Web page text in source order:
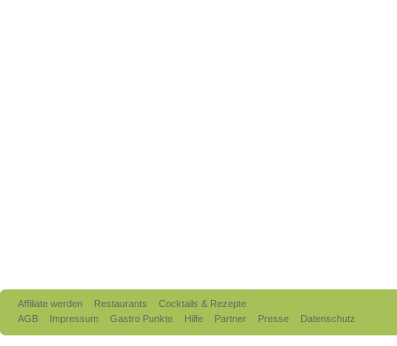
Affiliate werden Restaurants
Cocktails & Rezepte
AGB
Impressum Gastro Punkte Hilfe Partner Presse Datenschutz